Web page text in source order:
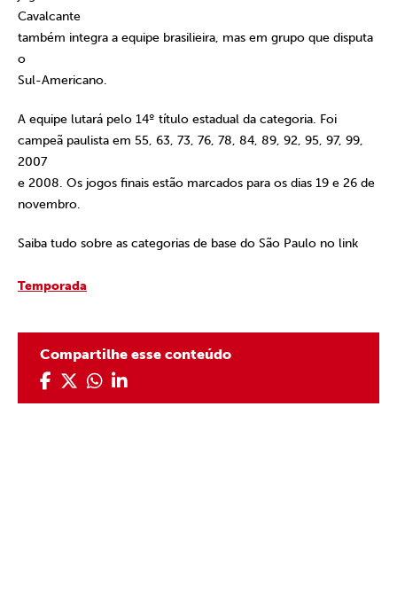
Cavalcante
também integra a equipe brasilieira, mas em grupo que disputa
o
Sul-Americano.
A equipe lutará pelo 14º título estadual da categoria. Foi
campeã paulista em 55, 63, 73, 76, 78, 84, 89, 92, 95, 97, 99,
2007
e 2008. Os jogos finais estão marcados para os dias 19 e 26 de
novembro.
Saiba tudo sobre as categorias de base do São Paulo no link
Temporada
Compartilhe esse conteúdo